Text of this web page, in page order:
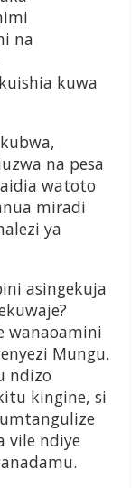
na
kuwa
na pesa
watoto
miradi
ya
asingekuja
wanaoamini
Mungu.
ndizo
kingine, si
vile ndiye